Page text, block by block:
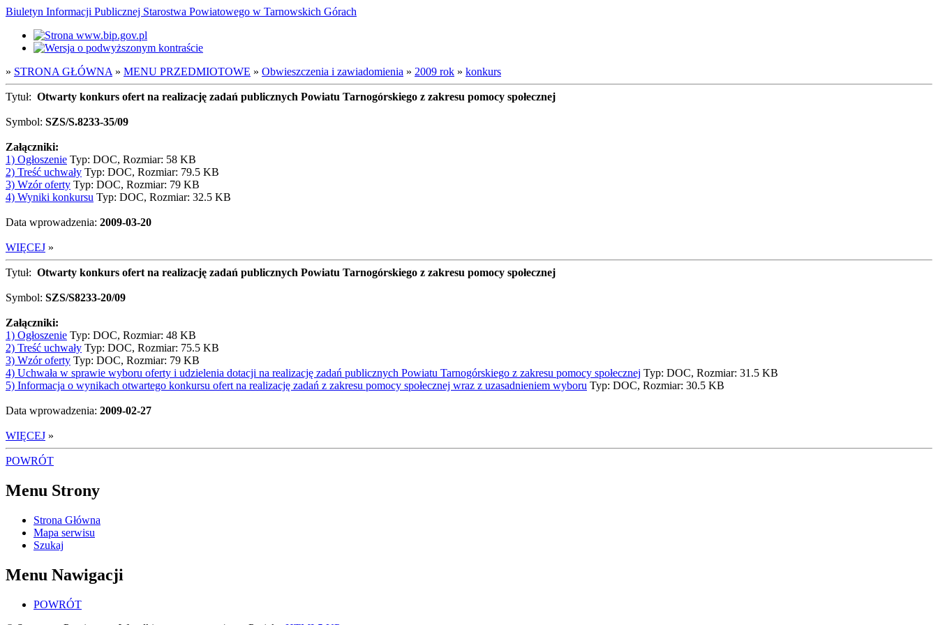
Biuletyn Informacji Publicznej Starostwa Powiatowego w Tarnowskich Górach
» STRONA GŁÓWNA » MENU PRZEDMIOTOWE » Obwieszczenia i zawiadomienia » 2009 rok » konkurs
Tytuł: Otwarty konkurs ofert na realizację zadań publicznych Powiatu Tarnogórskiego z zakresu pomocy społecznej
Symbol: SZS/S.8233-35/09
Załączniki:
1) Ogłoszenie Typ: DOC, Rozmiar: 58 KB
2) Treść uchwały Typ: DOC, Rozmiar: 79.5 KB
3) Wzór oferty Typ: DOC, Rozmiar: 79 KB
4) Wyniki konkursu Typ: DOC, Rozmiar: 32.5 KB
Data wprowadzenia: 2009-03-20
WIĘCEJ »
Tytuł: Otwarty konkurs ofert na realizację zadań publicznych Powiatu Tarnogórskiego z zakresu pomocy społecznej
Symbol: SZS/S8233-20/09
Załączniki:
1) Ogłoszenie Typ: DOC, Rozmiar: 48 KB
2) Treść uchwały Typ: DOC, Rozmiar: 75.5 KB
3) Wzór oferty Typ: DOC, Rozmiar: 79 KB
4) Uchwała w sprawie wyboru oferty i udzielenia dotacji na realizację zadań publicznych Powiatu Tarnogórskiego z zakresu pomocy społecznej Typ: DOC, Rozmiar: 31.5 KB
5) Informacja o wynikach otwartego konkursu ofert na realizację zadań z zakresu pomocy społecznej wraz z uzasadnieniem wyboru Typ: DOC, Rozmiar: 30.5 KB
Data wprowadzenia: 2009-02-27
WIĘCEJ »
POWRÓT
Menu Strony
Strona Główna
Mapa serwisu
Szukaj
Menu Nawigacji
POWRÓT